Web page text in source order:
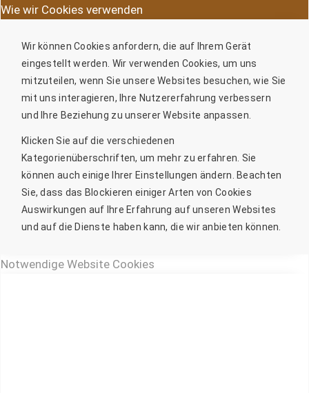
Wie wir Cookies verwenden
Wir können Cookies anfordern, die auf Ihrem Gerät
eingestellt werden. Wir verwenden Cookies, um uns
mitzuteilen, wenn Sie unsere Websites besuchen, wie Sie
mit uns interagieren, Ihre Nutzererfahrung verbessern
und Ihre Beziehung zu unserer Website anpassen.
Klicken Sie auf die verschiedenen
Kategorienüberschriften, um mehr zu erfahren. Sie
können auch einige Ihrer Einstellungen ändern. Beachten
Sie, dass das Blockieren einiger Arten von Cookies
Auswirkungen auf Ihre Erfahrung auf unseren Websites
und auf die Dienste haben kann, die wir anbieten können.
Notwendige Website Cookies